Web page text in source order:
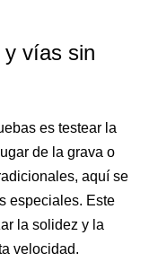
y vías sin
es testear la
de la grava o
aquí se
especiales. Este
la solidez y la
velocidad.